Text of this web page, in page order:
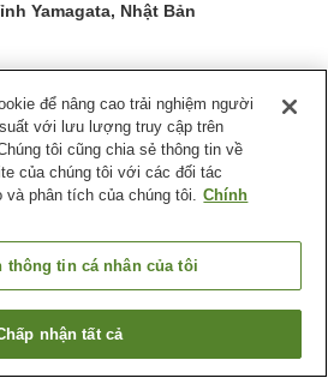
Yamagata, Nhật Bản
Máy bán hàng tự động
Giao Hàng Tận Nhà
Tỉnh Yamagata
Thành phố Tendo
phòng trống
để nâng cao trải nghiệm người
với lưu lượng truy cập trên
tôi cũng chia sẻ thông tin về
của chúng tôi với các đối tác
và phân tích của chúng tôi. Chính
thông tin cá nhân của tôi
nhận tất cả